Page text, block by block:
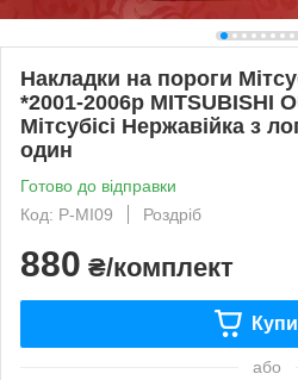
Накладки на пороги
*2001-2006р MITSUBISHI
Мітсубісі Нержавійка з
один
Готово до відправки
Код: P-MI09
Роздріб
880 ₴/комплект
або